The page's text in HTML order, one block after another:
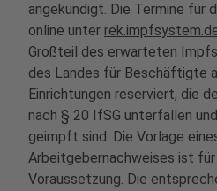
angekündigt. Die Termine für
online unter
Großteil des erwarteten
des Landes für Beschäftigte
Einrichtungen reserviert, die
nach § 20 IfSG unterfallen
geimpft sind. Die Vorlage
Arbeitgebernachweises ist
Voraussetzung. Die